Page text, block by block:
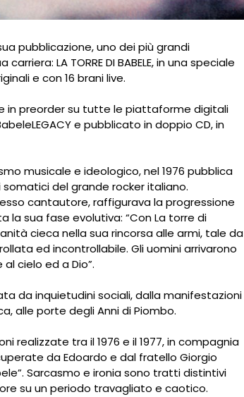
pubblicazione, uno dei più grandi
LA TORRE DI BABELE, in una speciale
e con 16 brani live.
in preorder su tutte le piattaforme digitali
e pubblicato in doppio CD, in
musicale e ideologico, nel 1976 pubblica
somatici del grande rocker italiano.
cantautore, raffigurava la progressione
la sua fase evolutiva: “Con La torre di
cieca nella sua rincorsa alle armi, tale da
ed incontrollabile. Gli uomini arrivarono
cielo ed a Dio”.
da inquietudini sociali, dalla manifestazioni
alle porte degli Anni di Piombo.
realizzate tra il 1976 e il 1977, in compagnia
da Edoardo e dal fratello Giorgio
Sarcasmo e ironia sono tratti distintivi
su un periodo travagliato e caotico.